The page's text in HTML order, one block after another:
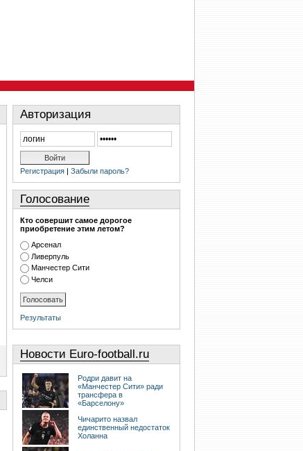
Авторизация
Регистрация | Забыли пароль?
Голосование
Кто совершит самое дорогое
приобретение этим летом?
Арсенал
Ливерпуль
Манчестер Сити
Челси
Результаты
Новости Euro-football.ru
Родри давит на
«Манчестер Сити» ради
трансфера в
«Барселону»
Чичарито назвал
единственный недостаток
Холанна